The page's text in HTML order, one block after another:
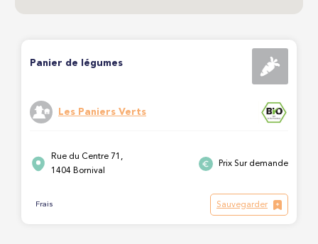
Panier de légumes
Les Paniers Verts
Rue du Centre 71,
1404 Bornival
Prix Sur demande
Frais Sauvegarder